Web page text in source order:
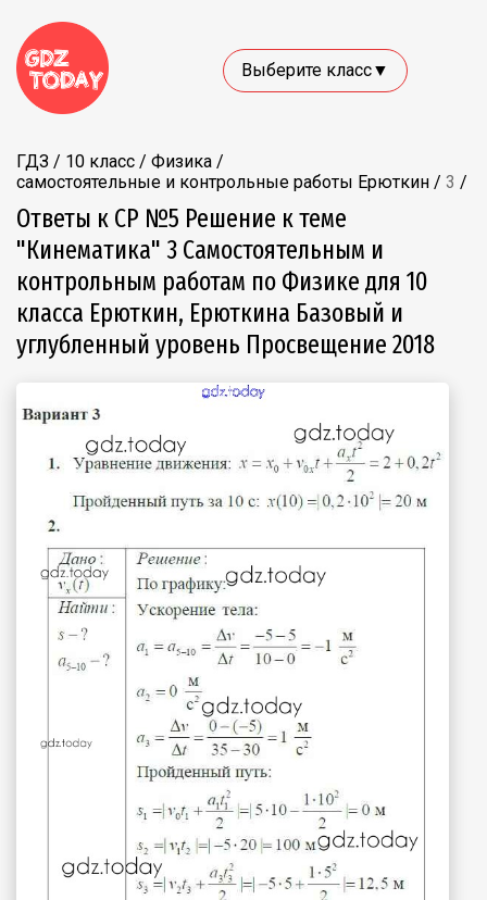
Выберите класс▼
ГДЗ / 10 класс / Физика /
самостоятельные и контрольные работы Ерюткин / 3 /
Ответы к СР №5 Решение к теме
"Кинематика" 3 Самостоятельным и
контрольным работам по Физике для 10
класса Ерюткин, Ерюткина Базовый и
углубленный уровень Просвещение 2018